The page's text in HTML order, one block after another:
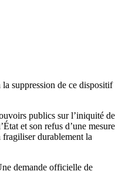
la suppression de ce dispositif
publics sur l’iniquité de
et son refus d’une mesure
fragiliser durablement la
demande officielle de